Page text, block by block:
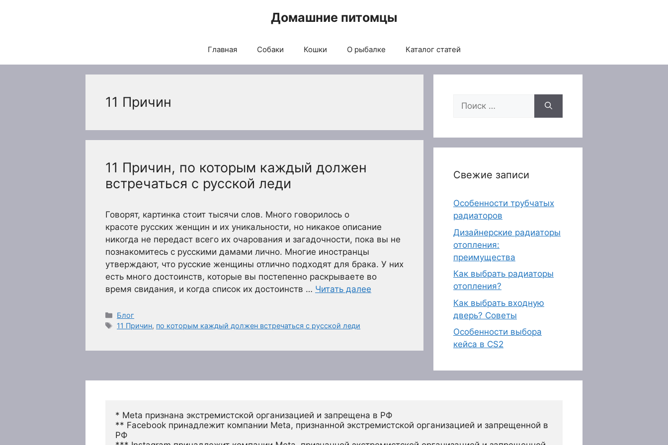
Домашние питомцы
Главная Собаки Кошки О рыбалке Каталог статей
11 Причин
11 Причин, по которым каждый должен
встречаться с русской леди
Говорят, картинка стоит тысячи слов. Много говорилось о
красоте русских женщин и их уникальности, но никакое описание
никогда не передаст всего их очарования и загадочности, пока вы не
познакомитесь с русскими дамами лично. Многие иностранцы
утверждают, что русские женщины отлично подходят для брака. У них
есть много достоинств, которые вы постепенно раскрываете во
время свидания, и когда список их достоинств … Читать далее
Рубрики
Блог
Метки
11 Причин, по которым каждый должен встречаться с русской леди
Поиск:
Свежие записи
Особенности трубчатых
радиаторов
Дизайнерские радиаторы
отопления:
преимущества
Как выбрать радиаторы
отопления?
Как выбрать входную
дверь? Советы
Особенности выбора
кейса в CS2
* Meta признана экстремистской организацией и запрещена в РФ
** Facebook принадлежит компании Meta, признанной экстремистской организацией и запрещенной в
РФ